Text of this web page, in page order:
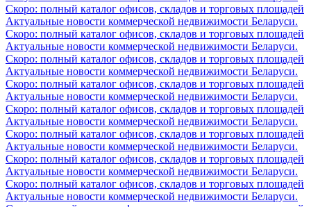
Скоро: полный каталог офисов, складов и торговых площадей
Актуальные новости коммерческой недвижимости Беларуси.
Скоро: полный каталог офисов, складов и торговых площадей
Актуальные новости коммерческой недвижимости Беларуси.
Скоро: полный каталог офисов, складов и торговых площадей
Актуальные новости коммерческой недвижимости Беларуси.
Скоро: полный каталог офисов, складов и торговых площадей
Актуальные новости коммерческой недвижимости Беларуси.
Скоро: полный каталог офисов, складов и торговых площадей
Актуальные новости коммерческой недвижимости Беларуси.
Скоро: полный каталог офисов, складов и торговых площадей
Актуальные новости коммерческой недвижимости Беларуси.
Скоро: полный каталог офисов, складов и торговых площадей
Актуальные новости коммерческой недвижимости Беларуси.
Скоро: полный каталог офисов, складов и торговых площадей
Актуальные новости коммерческой недвижимости Беларуси.